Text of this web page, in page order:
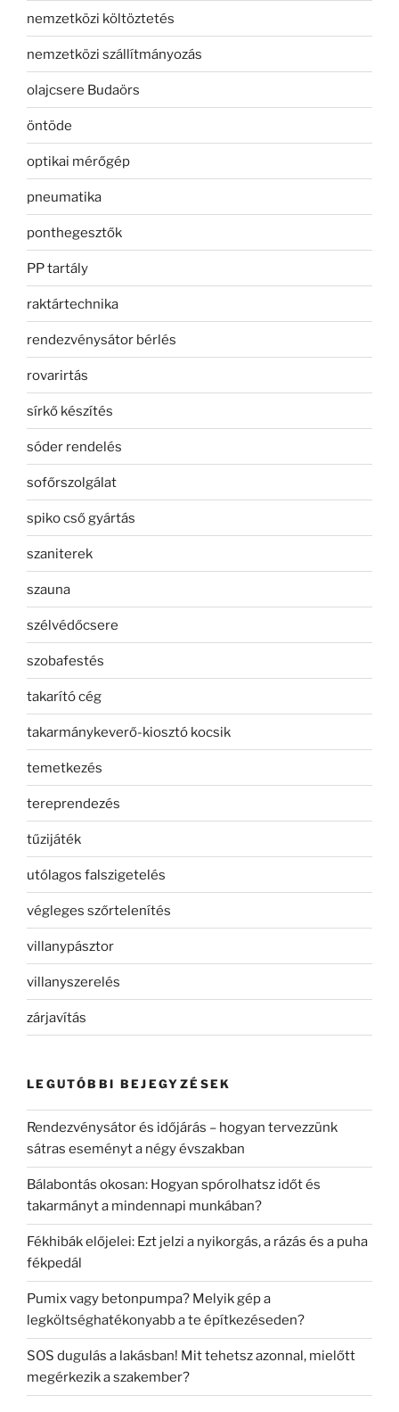
nemzetközi költöztetés
nemzetközi szállítmányozás
olajcsere Budaörs
öntöde
optikai mérőgép
pneumatika
ponthegesztők
PP tartály
raktártechnika
rendezvénysátor bérlés
rovarirtás
sírkő készítés
sóder rendelés
sofőrszolgálat
spiko cső gyártás
szaniterek
szauna
szélvédőcsere
szobafestés
takarító cég
takarmánykeverő-kiosztó kocsik
temetkezés
tereprendezés
tűzijáték
utólagos falszigetelés
végleges szőrtelenítés
villanypásztor
villanyszerelés
zárjavítás
LEGUTÓBBI BEJEGYZÉSEK
Rendezvénysátor és időjárás – hogyan tervezzünk
sátras eseményt a négy évszakban
Bálabontás okosan: Hogyan spórolhatsz időt és
takarmányt a mindennapi munkában?
Fékhibák előjelei: Ezt jelzi a nyikorgás, a rázás és a puha
fékpedál
Pumix vagy betonpumpa? Melyik gép a
legköltséghatékonyabb a te építkezéseden?
SOS dugulás a lakásban! Mit tehetsz azonnal, mielőtt
megérkezik a szakember?